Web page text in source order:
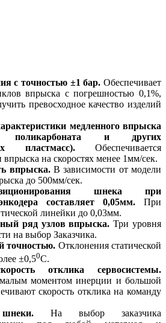
с точностью ±1 бар. Обеспечивает
впрыска с погрешностью 0,1%,
превосходное качество изделий
медленного впрыска
и других
пластмасс).Обеспечивается
впрыска на скоростях менее 1мм/сек.
впрыска.В зависимости от модели
до 500мм/сек.
шнека при
составляет 0,05мм. При
линейки до 0,03мм.
ряд узлов впрыска.Три уровня
на выбор Заказчика.
точностью. Отклонения статической
±0,50С.
отклика сервосистемы.
моментом инерции и большой
скорость отклика на команду
шнеки. На выбор заказчика